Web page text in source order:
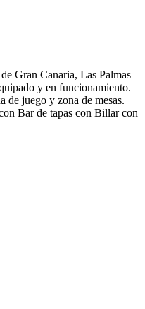
Gran Canaria, Las Palmas
y en funcionamiento.
de juego y zona de mesas.
Bar de tapas con Billar con